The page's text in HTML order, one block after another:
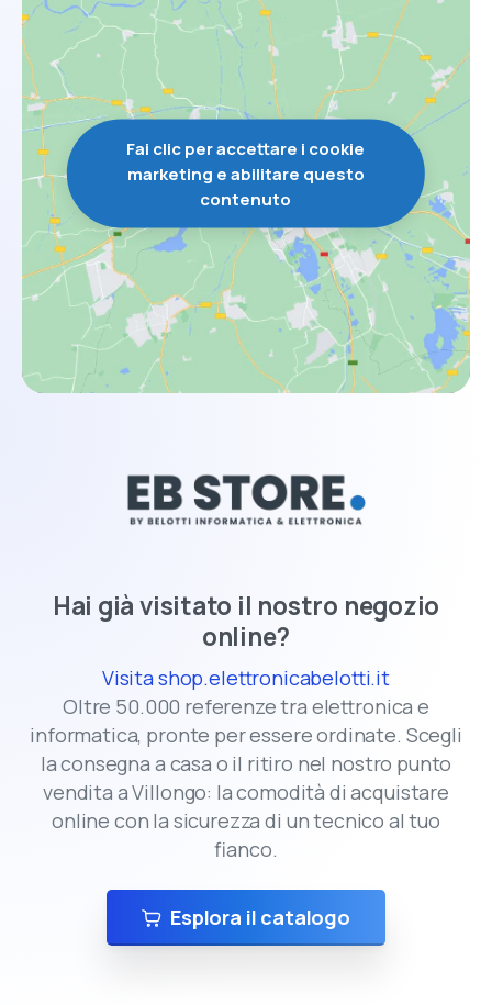
Fai clic per accettare i cookie
marketing e abilitare questo
contenuto
Hai già visitato il nostro negozio
online?
Visita shop.elettronicabelotti.it
Oltre 50.000 referenze tra elettronica e
informatica, pronte per essere ordinate. Scegli
la consegna a casa o il ritiro nel nostro punto
vendita a Villongo: la comodità di acquistare
online con la sicurezza di un tecnico al tuo
fianco.
Esplora il catalogo